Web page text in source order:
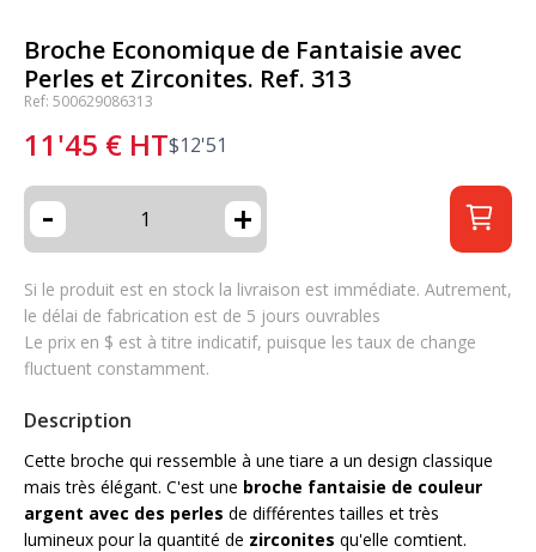
Broche Economique de Fantaisie avec
Perles et Zirconites. Ref. 313
Ref: 500629086313
11'45 € HT$12'51
- +
Si le produit est en stock la livraison est immédiate. Autrement,
le délai de fabrication est de 5 jours ouvrables
Le prix en $ est à titre indicatif, puisque les taux de change
fluctuent constamment.
Description
Cette broche qui ressemble à une tiare a un design classique
mais très élégant. C'est une broche fantaisie de couleur
argent avec des perles de différentes tailles et très
lumineux pour la quantité de zirconites qu'elle comtient.